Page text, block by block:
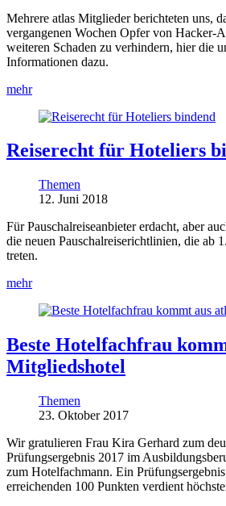
Mehrere atlas Mitglieder berichteten uns,
vergangenen Wochen Opfer von Hacker-
weiteren Schaden zu verhindern, hier die
Informationen dazu.
mehr
Reiserecht für Hoteliers
Themen
12. Juni 2018
Für Pauschalreiseanbieter erdacht, aber
die neuen Pauschalreiserichtlinien, die ab
treten.
mehr
Beste Hotelfachfrau
Mitgliedshotel
Themen
23. Oktober 2017
Wir gratulieren Frau Kira Gerhard zum
Prüfungsergebnis 2017 im
zum Hotelfachmann. Ein
erreichenden 100 Punkten verdient